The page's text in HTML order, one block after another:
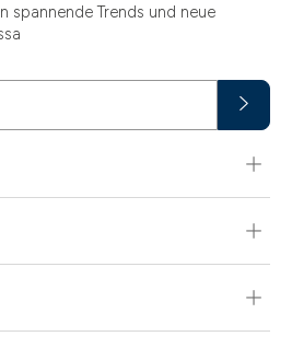
spannende Trends und neue